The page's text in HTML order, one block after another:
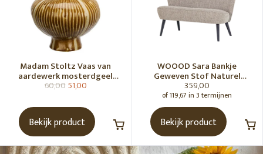
Madam Stoltz Vaas van
aardewerk mosterdgeel
naturel
60,0051,00
Bekijk product
WOOOD Sara Bankje
Geweven Stof Naturel
Melange [Fsc]
359,00
of 119,67 in 3 termijnen
Bekijk product